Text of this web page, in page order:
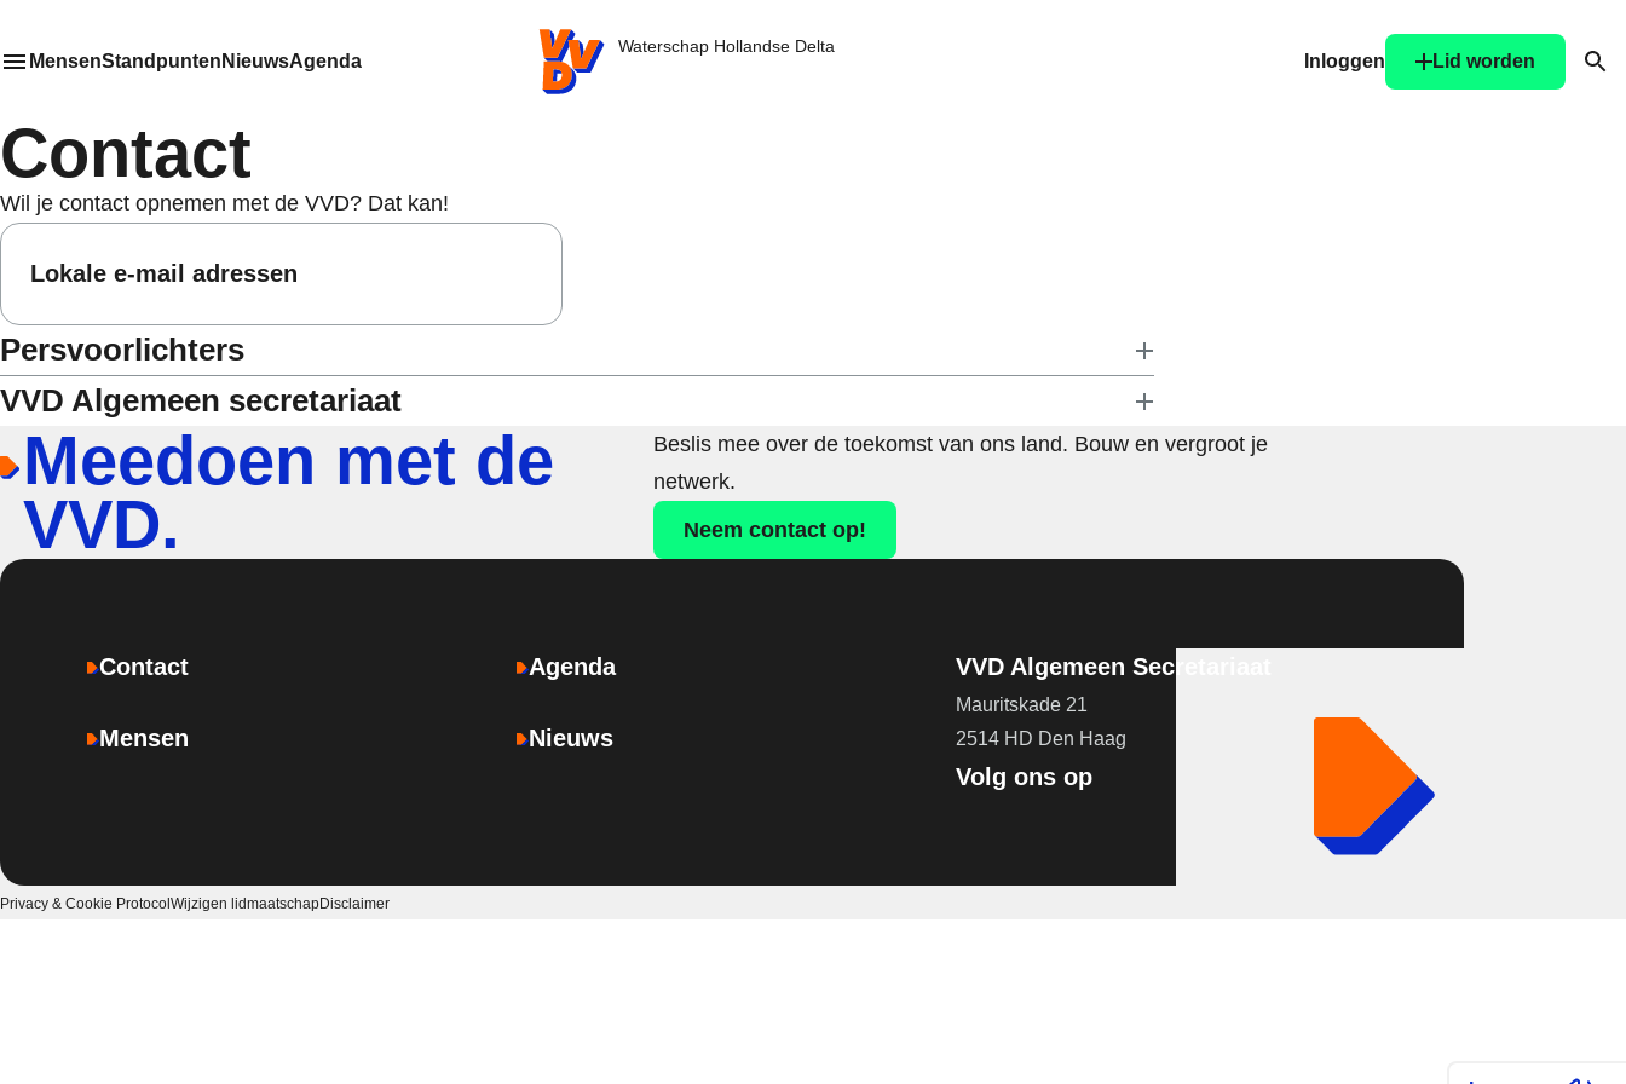
VVD.nl - Ga naar de homepage
Waterschap Hollandse Delta
Toonhet submenu van
Meer menu items
MensenStandpunten NieuwsAgenda Inloggen
Lid worden
Contact
Wil je contact opnemen met de VVD? Dat kan!
Lokale e-mail adressen
Persvoorlichters
VVD Algemeen secretariaat
Meedoen met de
VVD.
Beslis mee over de toekomst van ons land. Bouw en vergroot je
netwerk.
Neem contact op!
Contact
Mensen
Agenda
Nieuws
VVD Algemeen Secretariaat
Mauritskade 21
2514 HD Den Haag
Volg ons op
Privacy & Cookie Protocol Wijzigen lidmaatschapDisclaimer